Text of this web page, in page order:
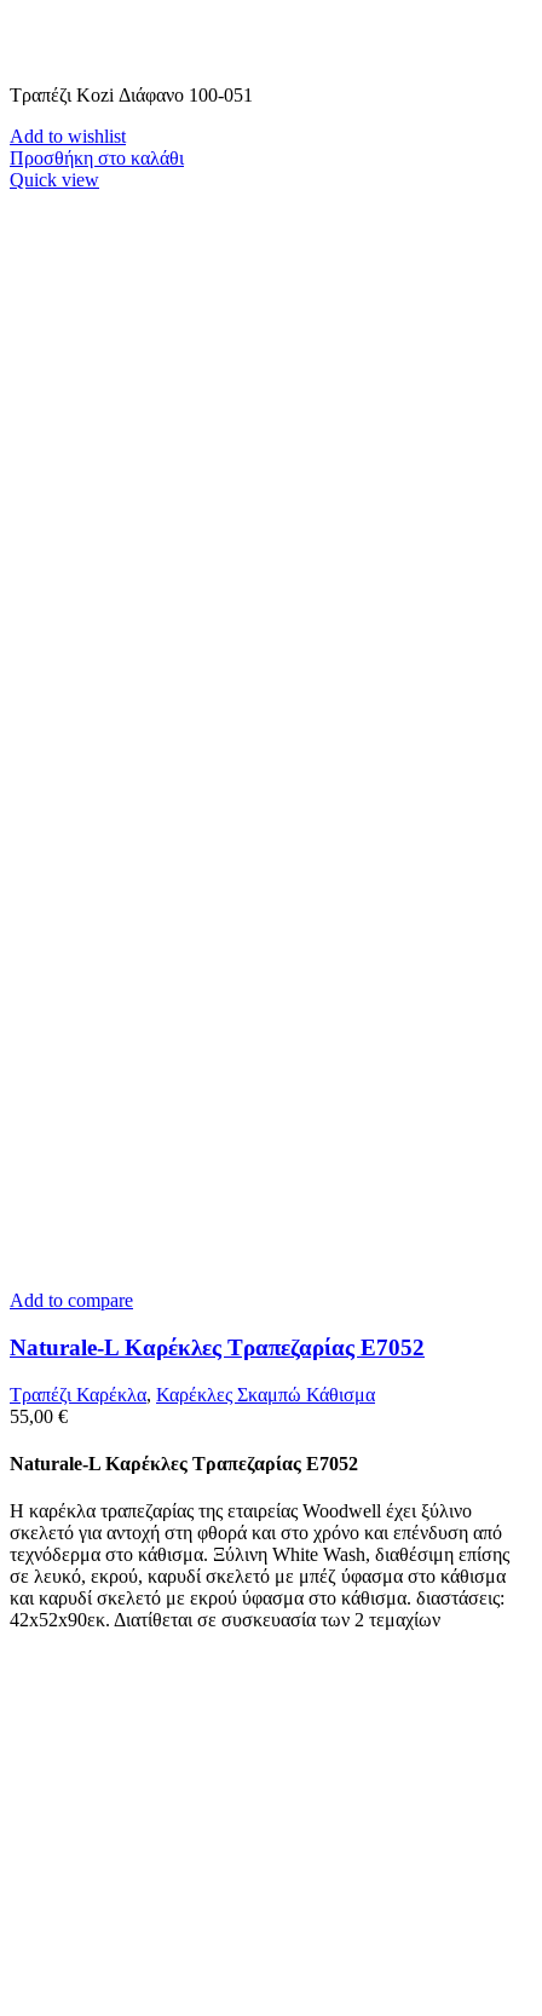
Τραπέζι Kozi Διάφανο 100-051
Add to wishlist
Προσθήκη στο καλάθι
Quick view
Add to compare
Naturale-L Καρέκλες Τραπεζαρίας E7052
Τραπέζι Καρέκλα, Καρέκλες Σκαμπώ Κάθισμα
55,00 €
Naturale-L Καρέκλες Τραπεζαρίας E7052
Η καρέκλα τραπεζαρίας της εταιρείας Woodwell έχει ξύλινο
σκελετό για αντοχή στη φθορά και στο χρόνο και επένδυση από
τεχνόδερμα στο κάθισμα. Ξύλινη White Wash, διαθέσιμη επίσης
σε λευκό, εκρού, καρυδί σκελετό με μπέζ ύφασμα στο κάθισμα
και καρυδί σκελετό με εκρού ύφασμα στο κάθισμα. διαστάσεις:
42x52x90εκ. Διατίθεται σε συσκευασία των 2 τεμαχίων